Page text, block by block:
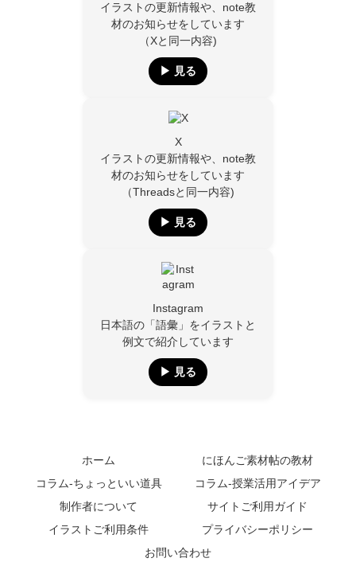
イラストの更新情報や、note教
材のお知らせをしています
（Xと同一内容)
▶︎ 見る
X
イラストの更新情報や、note教
材のお知らせをしています
（Threadsと同一内容)
▶︎ 見る
Instagram
日本語の「語彙」をイラストと
例文で紹介しています
▶︎ 見る
ホーム
にほんご素材帖の教材
コラム-ちょっといい道具
コラム-授業活用アイデア
制作者について
サイトご利用ガイド
イラストご利用条件
プライバシーポリシー
お問い合わせ